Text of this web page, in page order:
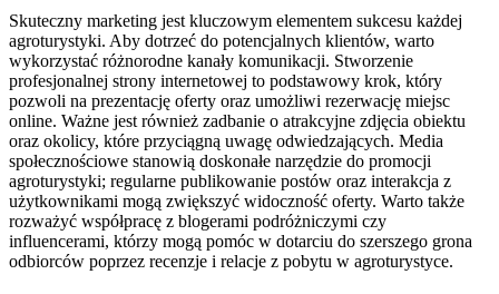
Skuteczny marketing jest kluczowym elementem sukcesu każdej
agroturystyki. Aby dotrzeć do potencjalnych klientów, warto
wykorzystać różnorodne kanały komunikacji. Stworzenie
profesjonalnej strony internetowej to podstawowy krok, który
pozwoli na prezentację oferty oraz umożliwi rezerwację miejsc
online. Ważne jest również zadbanie o atrakcyjne zdjęcia obiektu
oraz okolicy, które przyciągną uwagę odwiedzających. Media
społecznościowe stanowią doskonałe narzędzie do promocji
agroturystyki; regularne publikowanie postów oraz interakcja z
użytkownikami mogą zwiększyć widoczność oferty. Warto także
rozważyć współpracę z blogerami podróżniczymi czy
influencerami, którzy mogą pomóc w dotarciu do szerszego grona
odbiorców poprzez recenzje i relacje z pobytu w agroturystyce.